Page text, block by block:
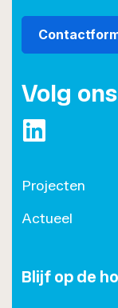
Volg ons
Projecten
Actueel
Blijf op de